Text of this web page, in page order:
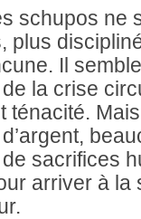
schupos ne
plus
Il
la crise
ténacité.
sacrifices
arriver à la